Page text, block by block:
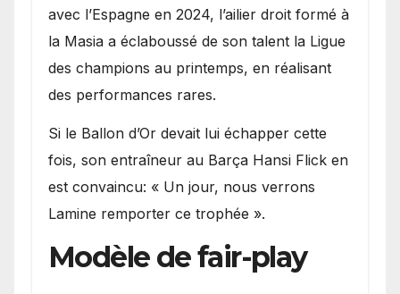
avec l’Espagne en 2024, l’ailier droit formé à
la Masia a éclaboussé de son talent la Ligue
des champions au printemps, en réalisant
des performances rares.
Si le Ballon d’Or devait lui échapper cette
fois, son entraîneur au Barça Hansi Flick en
est convaincu: « Un jour, nous verrons
Lamine remporter ce trophée ».
Modèle de fair-play